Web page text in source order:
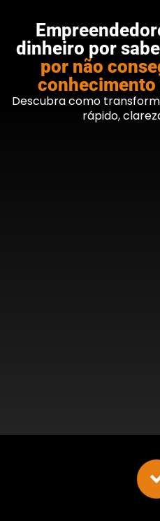
dinheiro por
por não
conhecimento
Descubra como
rápido,